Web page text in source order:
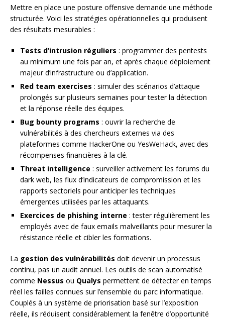
Mettre en place une posture offensive demande une méthode
structurée. Voici les stratégies opérationnelles qui produisent
des résultats mesurables :
Tests d’intrusion réguliers : programmer des pentests
au minimum une fois par an, et après chaque déploiement
majeur d’infrastructure ou d’application.
Red team exercises : simuler des scénarios d’attaque
prolongés sur plusieurs semaines pour tester la détection
et la réponse réelle des équipes.
Bug bounty programs : ouvrir la recherche de
vulnérabilités à des chercheurs externes via des
plateformes comme HackerOne ou YesWeHack, avec des
récompenses financières à la clé.
Threat intelligence : surveiller activement les forums du
dark web, les flux d’indicateurs de compromission et les
rapports sectoriels pour anticiper les techniques
émergentes utilisées par les attaquants.
Exercices de phishing interne : tester régulièrement les
employés avec de faux emails malveillants pour mesurer la
résistance réelle et cibler les formations.
La gestion des vulnérabilités doit devenir un processus
continu, pas un audit annuel. Les outils de scan automatisé
comme Nessus ou Qualys permettent de détecter en temps
réel les failles connues sur l’ensemble du parc informatique.
Couplés à un système de priorisation basé sur l’exposition
réelle, ils réduisent considérablement la fenêtre d’opportunité